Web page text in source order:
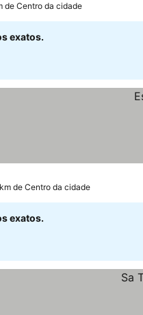
de Centro da cidade
exatos.
de Centro da cidade
exatos.